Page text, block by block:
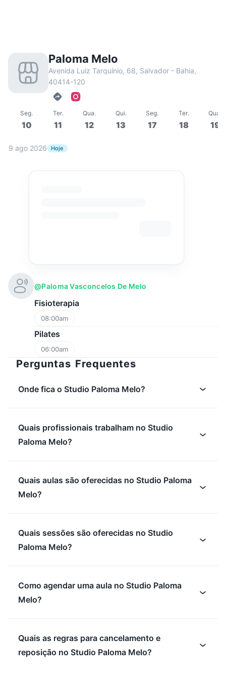
Paloma Melo
Avenida Luiz Tarquínio, 68, Salvador - Bahia,
40414-120
Seg.
10
Ter.
11
Qua.
12
Qui.
13
Seg.
17
Ter.
18
Qua
19
9 ago 2026 Hoje
@paloma Vasconcelos De Melo
Fisioterapia
08:00am
Pilates
06:00am
Perguntas Frequentes
Onde fica o Studio Paloma Melo?
Quais profissionais trabalham no Studio
Paloma Melo?
Quais aulas são oferecidas no Studio Paloma
Melo?
Quais sessões são oferecidas no Studio
Paloma Melo?
Como agendar uma aula no Studio Paloma
Melo?
Quais as regras para cancelamento e
reposição no Studio Paloma Melo?